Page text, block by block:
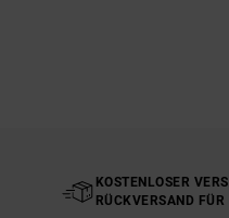
KOSTENLOSER
RÜCKVERSAND